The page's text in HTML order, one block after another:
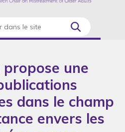
une
dans le champ
envers les